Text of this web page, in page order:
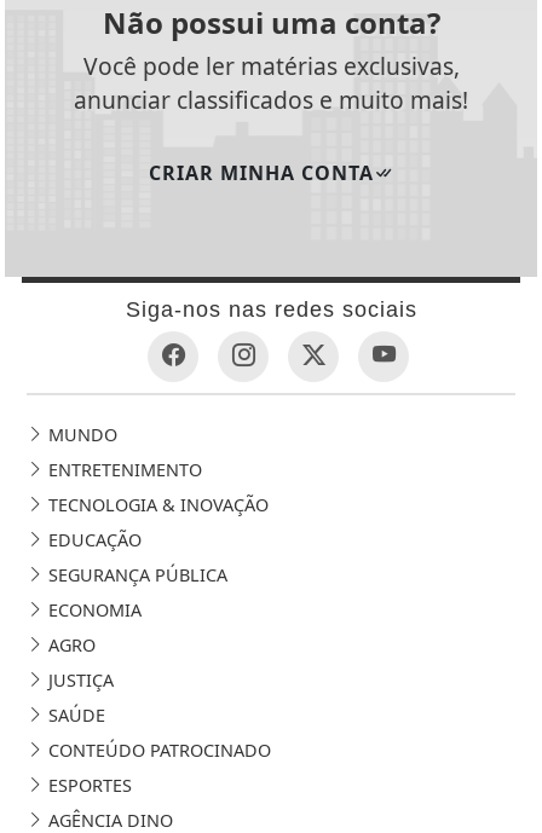
Não possui uma conta?
Você pode ler matérias exclusivas,
anunciar classificados e muito mais!
CRIAR MINHA CONTA
Siga-nos nas redes sociais
MUNDO
ENTRETENIMENTO
TECNOLOGIA & INOVAÇÃO
EDUCAÇÃO
SEGURANÇA PÚBLICA
ECONOMIA
AGRO
JUSTIÇA
SAÚDE
CONTEÚDO PATROCINADO
ESPORTES
AGÊNCIA DINO